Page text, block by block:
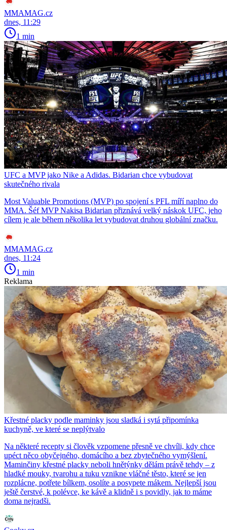
MMAMAG.cz
dnes, 11:29
1 min
UFC a MVP jako Nike a Adidas. Bidarian chce vybudovat
skutečného rivala
Most Valuable Promotions (MVP) po spojení s PFL míří naplno do
MMA. Šéf MVP Nakisa Bidarian přiznává velký náskok UFC, jeho
cílem je ale během několika let vybudovat druhou globální značku.
MMAMAG.cz
dnes, 11:24
1 min
Reklama
Křestné placky podle maminky jsou sladká i sytá připomínka
kuchyně, ve které se neplýtvalo
Na některé recepty si člověk vzpomene přesně ve chvíli, kdy chce
upéct něco obyčejného, domácího a bez zbytečného vymýšlení.
Maminčiny křestné placky neboli hnětýnky dělám právě tehdy – z
hladké mouky, tvarohu a tuku vznikne vláčné těsto, které se jen
rozplácne, potřete bílkem, osolíte a posypete mákem. Nejlepší jsou
ještě čerstvé, k polévce, ke kávě a klidně i s povidly, jak to máme
doma nejradši.